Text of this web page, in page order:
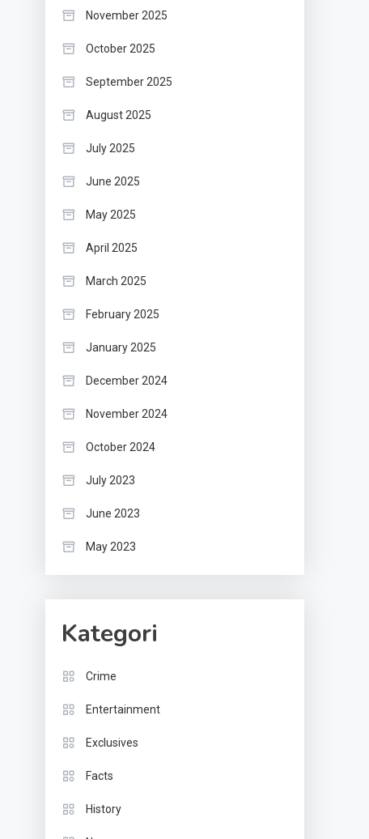
November 2025
October 2025
September 2025
August 2025
July 2025
June 2025
May 2025
April 2025
March 2025
February 2025
January 2025
December 2024
November 2024
October 2024
July 2023
June 2023
May 2023
Kategori
Crime
Entertainment
Exclusives
Facts
History